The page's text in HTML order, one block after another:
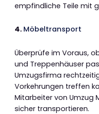
empfindliche Teile mit
4. Möbeltransport
Überprüfe im Voraus,
und Treppenhäuser
Umzugsfirma
Vorkehrungen treffen
Mitarbeiter von Umzug
sicher transportieren.